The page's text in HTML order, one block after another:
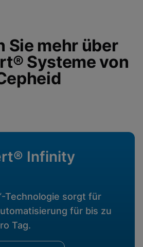
anzeigen
Cookies aktivieren
Sie mehr über
Systeme von
Infinity
Technologie sorgt für
für bis zu
Tag.